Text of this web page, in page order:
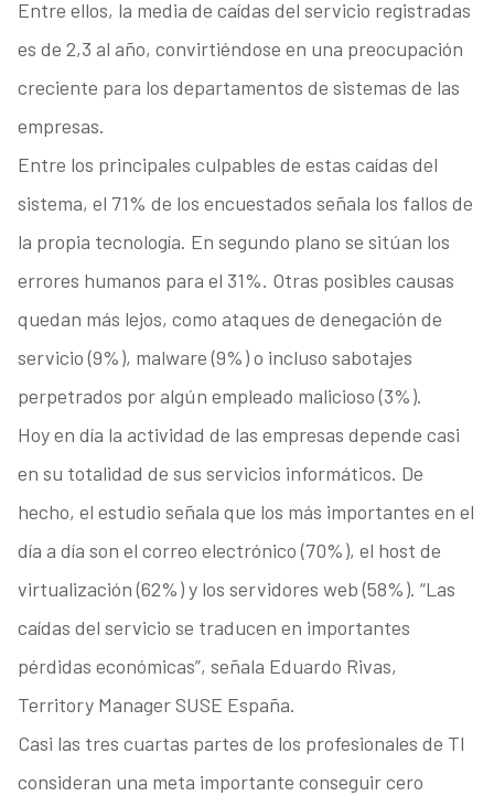
Entre ellos, la media de caídas del servicio registradas
es de 2,3 al año, convirtiéndose en una preocupación
creciente para los departamentos de sistemas de las
empresas.
Entre los principales culpables de estas caídas del
sistema, el 71% de los encuestados señala los fallos de
la propia tecnología. En segundo plano se sitúan los
errores humanos para el 31%. Otras posibles causas
quedan más lejos, como ataques de denegación de
servicio (9%), malware (9%) o incluso sabotajes
perpetrados por algún empleado malicioso (3%).
Hoy en día la actividad de las empresas depende casi
en su totalidad de sus servicios informáticos. De
hecho, el estudio señala que los más importantes en el
día a día son el correo electrónico (70%), el host de
virtualización (62%) y los servidores web (58%). “Las
caídas del servicio se traducen en importantes
pérdidas económicas”, señala Eduardo Rivas,
Territory Manager SUSE España.
Casi las tres cuartas partes de los profesionales de TI
consideran una meta importante conseguir cero